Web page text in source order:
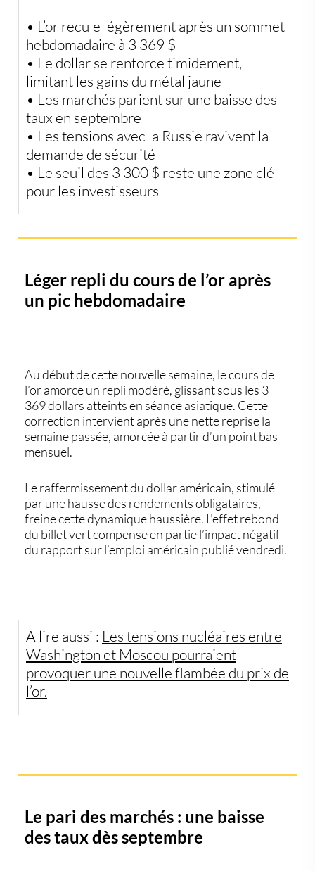
pour l’or
Données macroéconomiques et seuils techniques à
surveiller
Une configuration à fort potentiel... sous haute tension
• L’or recule légèrement après un sommet
hebdomadaire à 3 369 $
• Le dollar se renforce timidement,
limitant les gains du métal jaune
• Les marchés parient sur une baisse des
taux en septembre
• Les tensions avec la Russie ravivent la
demande de sécurité
• Le seuil des 3 300 $ reste une zone clé
pour les investisseurs
Léger repli du cours de l’or après
un pic hebdomadaire
Au début de cette nouvelle semaine, lecours de
l’oramorce un repli modéré, glissant sous les 3
369 dollars atteints en séance asiatique. Cette
correction intervient après une nette reprise la
semaine passée, amorcée à partir d’un point bas
mensuel.
Le raffermissement dudollar américain, stimulé
par une hausse des rendements obligataires,
freine cette dynamique haussière. L'effet rebond
du billet vert compense en partie l’impact négatif
du rapport sur l’emploi américain publié vendredi.
A lire aussi : Les tensions nucléaires entre
Washington et Moscou pourraient
provoquer une nouvelle flambée du prix de
l’or.
Le pari des marchés : une baisse
des taux dès septembre